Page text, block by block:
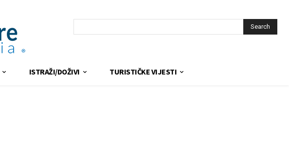
Search
ISTRAŽI/DOŽIVI TURISTIČKE VIJESTI